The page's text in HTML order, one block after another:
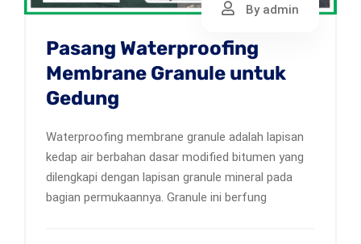
By admin
Pasang Waterproofing
Membrane Granule untuk
Gedung
Waterproofing membrane granule adalah lapisan
kedap air berbahan dasar modified bitumen yang
dilengkapi dengan lapisan granule mineral pada
bagian permukaannya. Granule ini berfung